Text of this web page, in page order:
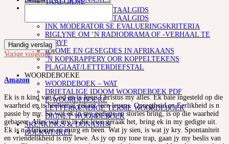
TAALGIDSE
AFRIKAANSE TAALGIDS
AFRIKAANSE TAALGIDS
INK MODERATOR SE EVALUERINGSKRITERIA
RIGLYNE OM ‘N RADIODRAMA OF -VERHAAL TE
SKRYF
IDIOME EN GESEGDES IN AFRIKAANS
‘N KOPKRAPPERY OOR KOPPELTEKENS
PLAGIAAT/LETTERDIEFSTAL
WOORDEBOEKE
WOORDEBOEK – WAT
DRIETALIGE IDOOM WOORDEBOEK PDF
E-WOORDEBOEKE
LETTERKUNDIGE TERME WOORDEBOEK
DIGNET WOORDEBOEK
SKENKINGS & DONASIES
BOEKWINKEL
Handig verslag
Vorige volgende
Amazon
Ek is n kind van God en is Jesus Christus my alles. Ek baie ingesteld op die
waarheid en is heeltemal gekant teen leuens. Opregtheid en Eerlikheid is n
passie by my. So wat ek in my gedigte en stories bring, is op die waarheid
gebaseer. Alles wat my in die lewe geraak het, bring ek in my gedigte uit.
Ek is n Afrikaner en murg en been. Wat jy sien, is wat jy kry. Spontaniteit
en vriendelikheid is my lewe. As jy op my tone trap, gaan jy my beslis van